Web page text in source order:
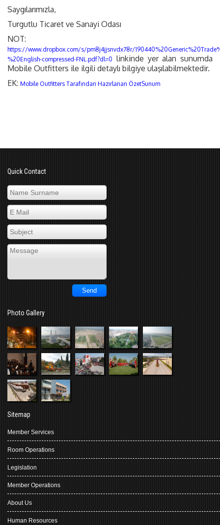
Saygılarımızla,
Turgutlu Ticaret ve Sanayi Odası
NOT:
https://www.dropbox.com/s/pm8j4jjsnvdx78r/
%20English-compressed-FNL.pdf?dl=0 linkinde yer alan sunumda
Mobile Outfitters ile ilgili detaylı bilgiye ulaşılabilmektedir.
EK: Mobile Outfitters Tarafından Hazırlanan ÖzetSunum
Quick Contact
Photo Gallery
Sitemap
Member Services
Room Operations
Legislation
Member Operations
About Us
Human Resources